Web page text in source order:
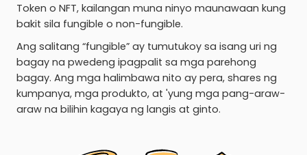
Token o NFT, kailangan muna ninyo maunawaan kung
bakit sila fungible o non-fungible.
Ang salitang “fungible” ay tumutukoy sa isang uri ng
bagay na pwedeng ipagpalit sa mga parehong
bagay. Ang mga halimbawa nito ay pera, shares ng
kumpanya, mga produkto, at 'yung mga pang-araw-
araw na bilihin kagaya ng langis at ginto.